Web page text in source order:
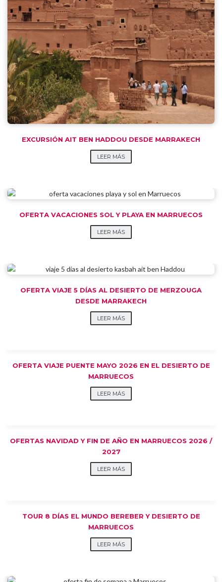
EXCURSIÓN AIT BEN HADDOU DESDE MARRAKECH
LEER MÁS
OFERTA VACACIONES SOL Y PLAYA EN MARRUECOS
LEER MÁS
OFERTA VIAJE 5 DÍAS AL DESIERTO DE MERZOUGA
DESDE MARRAKECH
LEER MÁS
OFERTA VIAJE PUENTE MAYO 2026 EN EL DESIERTO DE
MARRUECOS
LEER MÁS
OFERTAS NAVIDAD Y FIN DE AÑO EN MARRUECOS 2026 /
2027
LEER MÁS
TOUR 8 DÍAS EL MUNDO BEREBER Y DESIERTO DE
MARRUECOS
LEER MÁS